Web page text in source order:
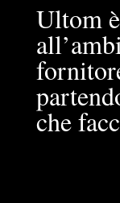
Ultom
che